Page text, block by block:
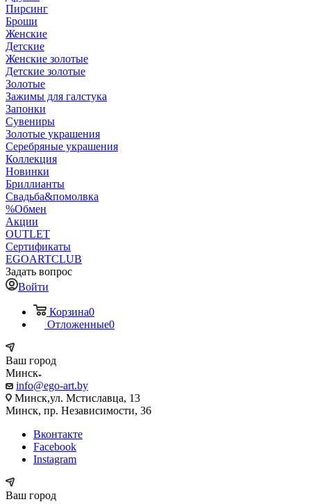
Пирсинг
Броши
Женские
Детские
Женские золотые
Детские золотые
Золотые
Зажимы для галстука
Запонки
Сувениры
Золотые украшения
Серебряные украшения
Коллекция
Новинки
Бриллианты
Свадьба&помолвка
%Обмен
Акции
OUTLET
Сертификаты
EGOARTCLUB
Задать вопрос
Войти
Корзина0
Отложенные0
Ваш город
Минск
info@ego-art.by
Минск,ул. Мстиславца, 13
Минск, пр. Независимости, 36
Вконтакте
Facebook
Instagram
Ваш город